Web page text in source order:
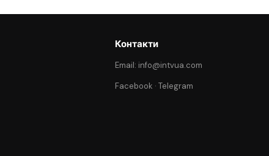
Контакти
Email: info@intvua.com
Facebook ·Telegram